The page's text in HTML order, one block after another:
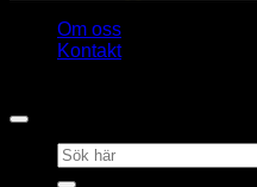
Om oss
Kontakt
Sök
efter: